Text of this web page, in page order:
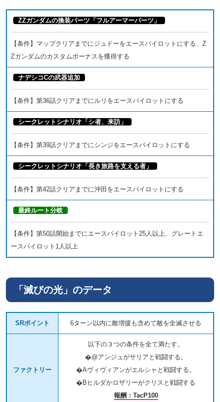
ZZガンダムの換装パーツ「フルアーマーパーツ」
【条件】マップクリアまでにジュドーをエースパイロットにする、Z
Zガンダムのカスタムボーナスを獲得する
ナデシコCの武器追加
【条件】第36話クリアまでにルリをエースパイロットにする
シークレットシナリオ「シ者、来訪」
【条件】第39話クリアまでにシンジをエースパイロットにする
シークレットシナリオ「長き旅路を支える者」
【条件】第42話クリアまでに沖田をエースパイロットにする
最終ルート分岐
【条件】第50話開始までにエースパイロット25人以上、グレートエ
ースパイロット1人以上
「滅びの光」のデータ
SRポイント 6ターン以内に敵増援も含めて敵を全滅させる
ファクトリー
以下の３つの条件を全て満たす。
�@アンジュがサリアと戦闘する。
�Aヴィヴィアンがエルシャと戦闘する。
�Bヒルダかロザリーがクリスと戦闘する
報酬：TacP100